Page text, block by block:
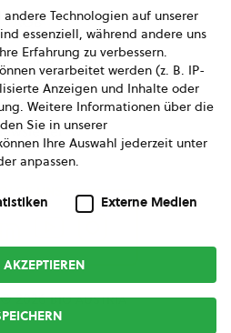
AGB
GmbH
Bildung
2026bio austria
Technologien auf unserer
essenziell, während andere uns
Erfahrung zu verbessern.
verarbeitet werden (z. B. IP-
Anzeigen und Inhalte oder
Weitere Informationen über die
Sie in unserer
Ihre Auswahl jederzeit unter
anpassen.
Externe Medien